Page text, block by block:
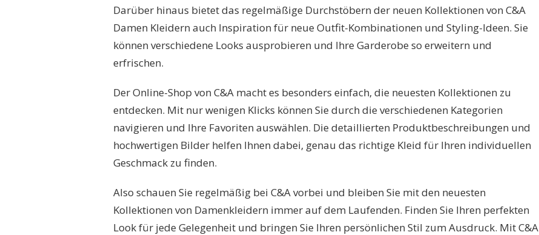
Darüber hinaus bietet das regelmäßige Durchstöbern der neuen Kollektionen von C&A
Damen Kleidern auch Inspiration für neue Outfit-Kombinationen und Styling-Ideen. Sie
können verschiedene Looks ausprobieren und Ihre Garderobe so erweitern und
erfrischen.
Der Online-Shop von C&A macht es besonders einfach, die neuesten Kollektionen zu
entdecken. Mit nur wenigen Klicks können Sie durch die verschiedenen Kategorien
navigieren und Ihre Favoriten auswählen. Die detaillierten Produktbeschreibungen und
hochwertigen Bilder helfen Ihnen dabei, genau das richtige Kleid für Ihren individuellen
Geschmack zu finden.
Also schauen Sie regelmäßig bei C&A vorbei und bleiben Sie mit den neuesten
Kollektionen von Damenkleidern immer auf dem Laufenden. Finden Sie Ihren perfekten
Look für jede Gelegenheit und bringen Sie Ihren persönlichen Stil zum Ausdruck. Mit C&A